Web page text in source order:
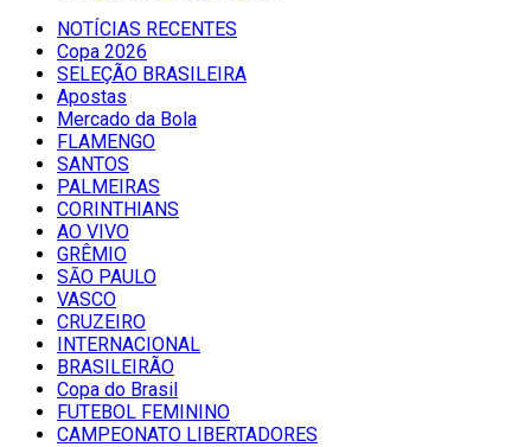
NOTÍCIAS RECENTES
Copa 2026
SELEÇÃO BRASILEIRA
Apostas
Mercado da Bola
FLAMENGO
SANTOS
PALMEIRAS
CORINTHIANS
AO VIVO
GRÊMIO
SĀO PAULO
VASCO
CRUZEIRO
INTERNACIONAL
BRASILEIRÃO
Copa do Brasil
FUTEBOL FEMININO
CAMPEONATO LIBERTADORES